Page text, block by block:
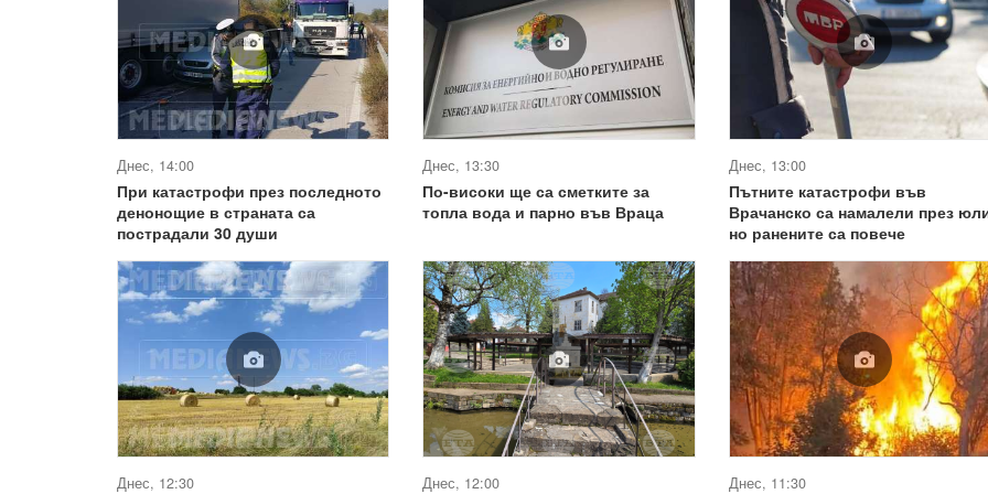
Днес, 14:00
При катастрофи през последното
денонощие в страната са
пострадали 30 души
Днес, 13:30
По-високи ще са сметките за
топла вода и парно във Враца
Днес, 13:00
Пътните катастрофи във
Врачанско са намалели през
но ранените са повече
Днес, 12:30 Днес, 12:00 Днес, 11:30